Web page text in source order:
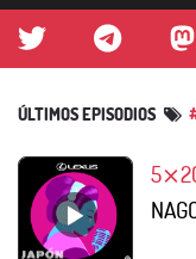
ÚLTIMOS EPISODIOS